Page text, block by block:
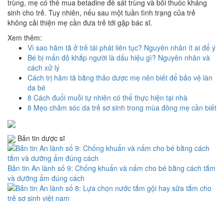
trùng, mẹ có thể mua betadine để sát trùng và bôi thuốc kháng
sinh cho trẻ. Tuy nhiên, nếu sau một tuần tình trạng của trẻ
không cải thiện mẹ cần đưa trẻ tới gặp bác sĩ.
Xem thêm:
Vì sao hăm tã ở trẻ tái phát liên tục? Nguyên nhân ít ai để ý
Bé bị mẩn đỏ khắp người là dấu hiệu gì? Nguyên nhân và
cách xử lý
Cách trị hăm tã bằng thảo dược mẹ nên biết để bảo vệ làn
da bé
8 Cách đuổi muỗi tự nhiên có thể thực hiện tại nhà
8 Mẹo chăm sóc da trẻ sơ sinh trong mùa đông mẹ cần biết
Bản tin dược sĩ
Bản tin An lành số 9: Chống khuẩn và nấm cho bé bằng cách tắm
và dưỡng ẩm đúng cách